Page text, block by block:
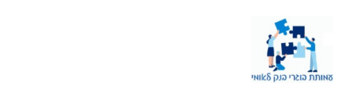
דף הבית |יצירת קשר |